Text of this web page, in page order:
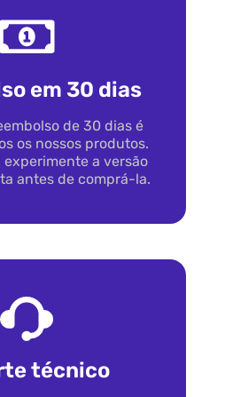
em 30 dias
de 30 dias é
os nossos produtos.
experimente a versão
antes de comprá-la.
técnico